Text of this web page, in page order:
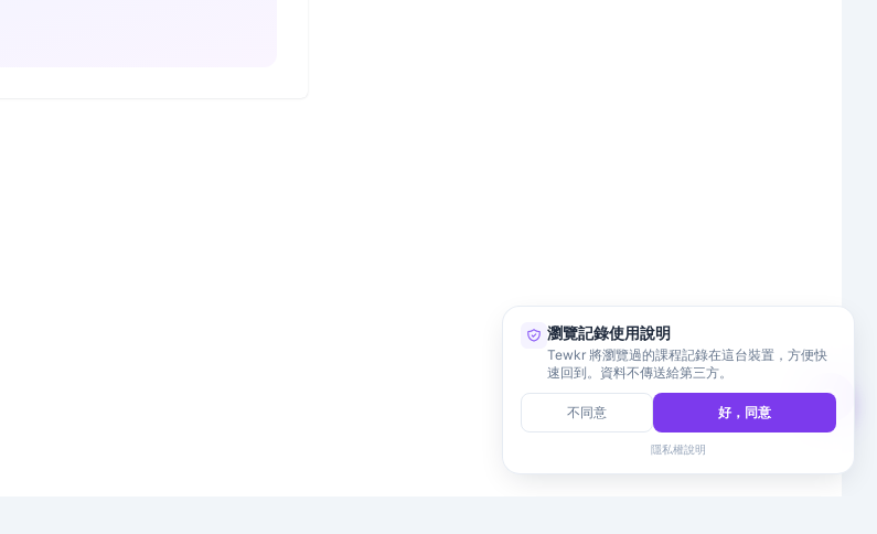
瀏覽記錄使用說明
Tewkr 將瀏覽過的課程記錄在這台裝置，方便快
速回到。資料不傳送給第三方。
不同意 好，同意
隱私權說明